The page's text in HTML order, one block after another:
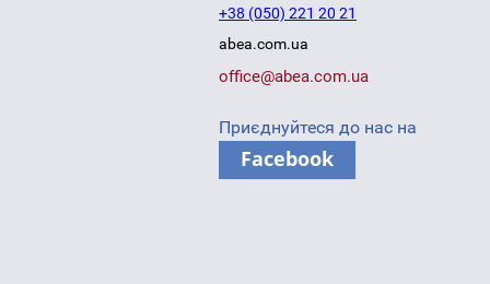
+38 (050) 221 20 21
abea.com.ua
office@abea.com.ua
Приєднуйтеся до нас на
Facebook